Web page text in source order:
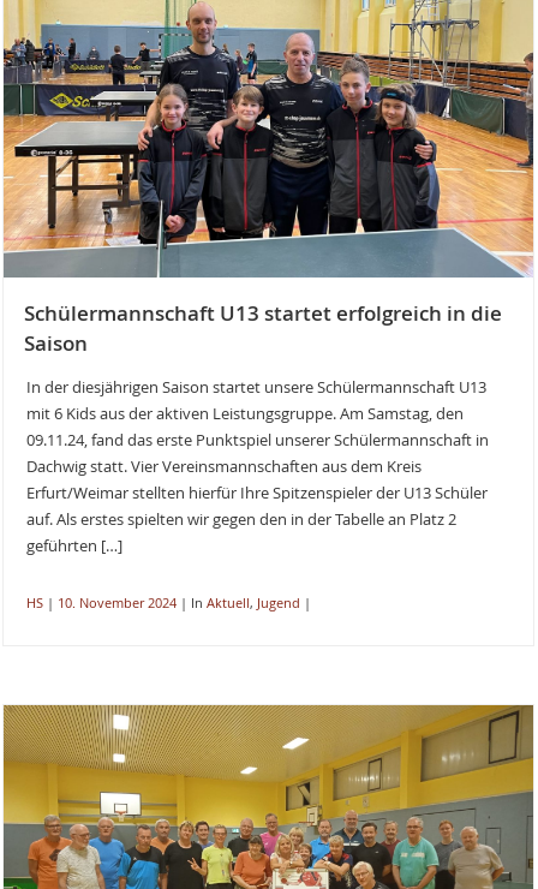
Schülermannschaft U13 startet erfolgreich in die
Saison
In der diesjährigen Saison startet unsere Schülermannschaft U13
mit 6 Kids aus der aktiven Leistungsgruppe. Am Samstag, den
09.11.24, fand das erste Punktspiel unserer Schülermannschaft in
Dachwig statt. Vier Vereinsmannschaften aus dem Kreis
Erfurt/Weimar stellten hierfür Ihre Spitzenspieler der U13 Schüler
auf. Als erstes spielten wir gegen den in der Tabelle an Platz 2
geführten […]
HS| 10. November 2024| In Aktuell, Jugend |